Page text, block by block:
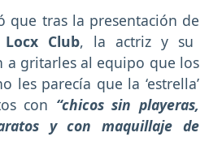
que tras la presentación de
Club, la actriz y su
a gritarles al equipo que los
les parecía que la ‘estrella’
con “chicos sin playeras,
y con maquillaje de